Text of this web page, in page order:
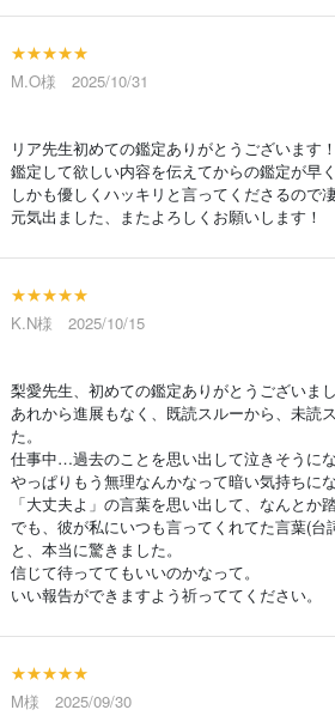
★★★★★
M.O様 2025/10/31
リア先生初めての鑑定ありがとうございます！
鑑定して欲しい内容を伝えてからの鑑定が早
しかも優しくハッキリと言ってくださるので
元気出ました、またよろしくお願いします！
★★★★★
K.N様 2025/10/15
梨愛先生、初めての鑑定ありがとうございまし
あれから進展もなく、既読スルーから、未読
た。
仕事中…過去のことを思い出して泣きそうにな
やっぱりもう無理なんかなって暗い気持ちに
「大丈夫よ」の言葉を思い出して、なんとか
でも、彼が私にいつも言ってくれてた言葉(台
と、本当に驚きました。
信じて待っててもいいのかなって。
いい報告ができますよう祈っててください。
★★★★★
M様 2025/09/30